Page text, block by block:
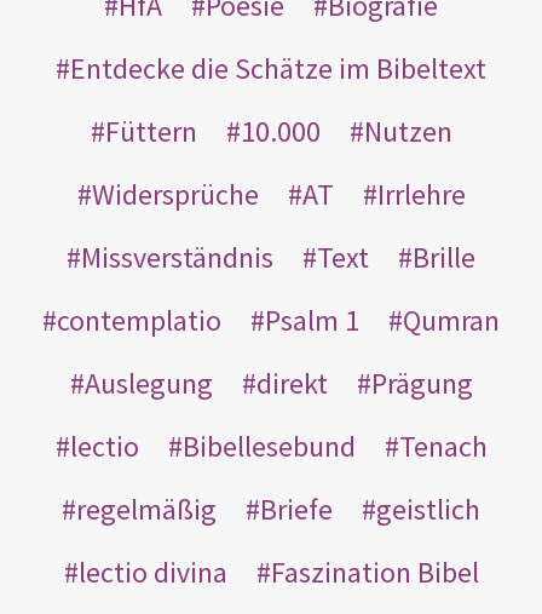
Entdecke die Schätze im Bibeltext
Füttern
10.000
Nutzen
Widersprüche
AT
Irrlehre
Missverständnis
Text
Brille
contemplatio
Psalm 1
Qumran
Auslegung
direkt
Prägung
lectio
Bibellesebund
Tenach
regelmäßig
Briefe
geistlich
lectio divina
Faszination Bibel